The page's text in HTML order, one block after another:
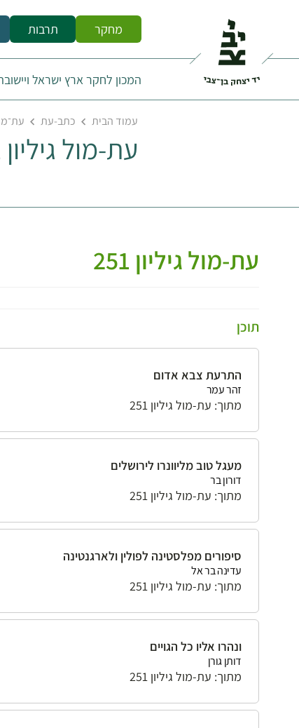
מחקר תרבות
המכון לחקר ארץ ישראל
עמוד הבית כתב-עת
עת-מול גיליון 251
עת-מול גיליון 251
תוכן
התרעת צבא אדום
זהר עמר
מתוך: עת-מול גיליון 251
מעגל טוב מליוונרו לירושלים
דורון בר
מתוך: עת-מול גיליון 251
סיפורים מפלסטינה לפולין ולארגנטינה
עדינה בר אל
מתוך: עת-מול גיליון 251
ונהרו אליו כל הגויים
דותן גורן
מתוך: עת-מול גיליון 251